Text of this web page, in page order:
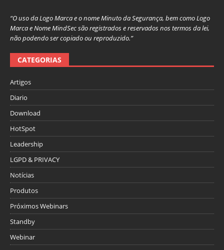
“O uso da Logo Marca e o nome Minuto da Segurança, bem como Logo
Marca e Nome MindSec são registrados e reservados nos termos da lei,
não podendo ser copiado ou reproduzido.”
CATEGORIAS
Artigos
Diario
Download
HotSpot
Leadership
LGPD & PRIVACY
Notícias
Produtos
Próximos Webinars
Standby
Webinar